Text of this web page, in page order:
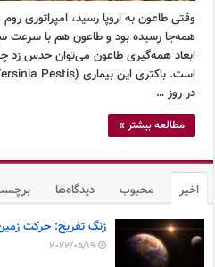
وقتی طاعون به اروپا رسید،
همه‌جا رسیده بود و طاعون هم با سرعت
ابعاد همه‌گیری طاعون می‌توان حدس زد
در روز …
مطالعه بیشتر »
اخیر محبوب دیدگاه‌ها
زنگ تفریح: حرکت
2022/05/19